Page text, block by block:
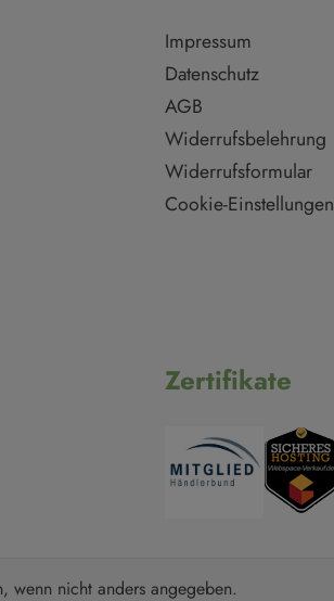
Impressum
Datenschutz
AGB
Widerrufsbelehrung
Widerrufsformular
Cookie-Einstellungen
Zertifikate
wenn nicht anders angegeben.